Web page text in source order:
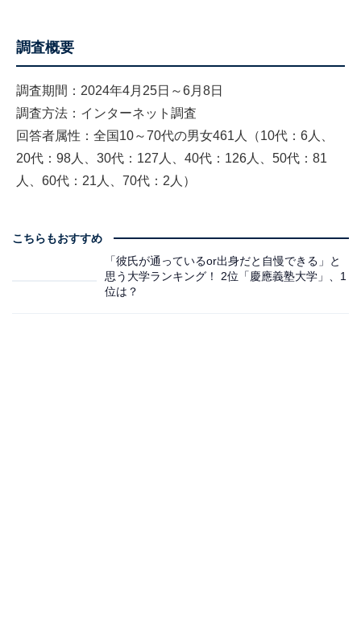
調査概要
調査期間：2024年4月25日～6月8日
調査方法：インターネット調査
回答者属性：全国10～70代の男女461人（10代：6人、
20代：98人、30代：127人、40代：126人、50代：81
人、60代：21人、70代：2人）
こちらもおすすめ
「彼氏が通っているor出身だと自慢できる」と
思う大学ランキング！ 2位「慶應義塾大学」、1
位は？